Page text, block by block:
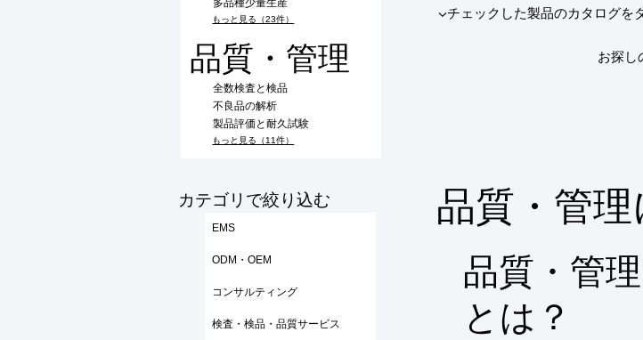
多品種少量生産
もっと見る（23件）
品質・管理
全数検査と検品
不良品の解析
製品評価と耐久試験
もっと見る（11件）
​カテゴリで絞り込む
EMS
ODM・OEM
コンサルティング
検査・検品・品質サービス
​▼チェックした製品のカタログを
お探し
品質・管
品質・管
とは？